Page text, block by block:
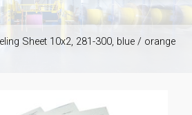
Sheet 10x2, 281-300, blue / orange